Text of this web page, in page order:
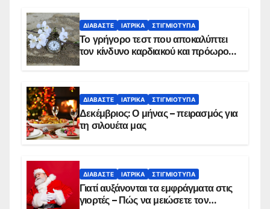
ΔΙΑΒΆΣΤΕ ΙΑΤΡΙΚΆ ΣΤΙΓΜΙΌΤΥΠΑ
Το γρήγορο τεστ που αποκαλύπτει
τον κίνδυνο καρδιακού και πρόωρου
ΔΙΑΒΆΣΤΕ ΙΑΤΡΙΚΆ ΣΤΙΓΜΙΌΤΥΠΑ
Δεκέμβριος: Ο μήνας – πειρασμός για
τη σιλουέτα μας
ΔΙΑΒΆΣΤΕ ΙΑΤΡΙΚΆ ΣΤΙΓΜΙΌΤΥΠΑ
Γιατί αυξάνονται τα εμφράγματα στις
γιορτές – Πώς να μειώσετε τον